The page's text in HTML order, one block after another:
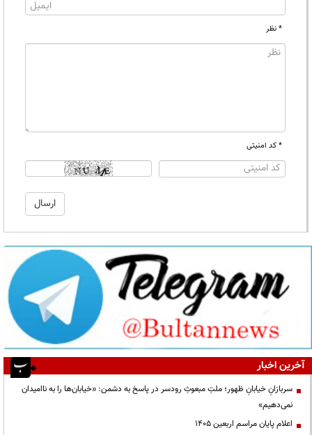
* نظر
* کد امنیتی
آخرین اخبار
سربازانِ خیابانِ ظهور؛ ملتِ مبعوثِ رودسر در پاسخ به دشمن: «خیابان‌ها را به ناامیدان
نمی‌دهیم»
اعلام پایان مراسم اربعین ۱۴۰۵